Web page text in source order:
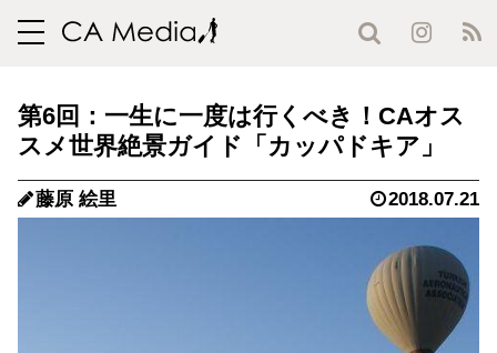
toggle
第6回：一生に一度は行くべき！CAオス
スメ世界絶景ガイド「カッパドキア」
藤原 絵里 2018.07.21